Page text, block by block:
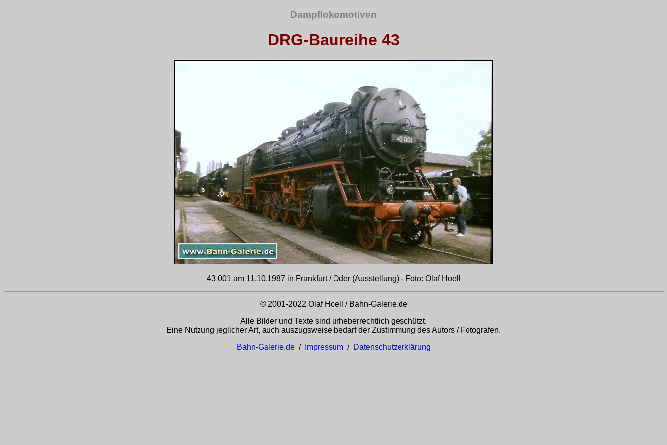
Dampflokomotiven
DRG-Baureihe 43
43 001 am 11.10.1987 in Frankfurt / Oder (Ausstellung) - Foto: Olaf Hoell
© 2001-2022 Olaf Hoell / Bahn-Galerie.de
Alle Bilder und Texte sind urheberrechtlich geschützt.
Eine Nutzung jeglicher Art, auch auszugsweise bedarf der Zustimmung des Autors / Fotografen.
Bahn-Galerie.de/ Impressum/ Datenschutzerklärung